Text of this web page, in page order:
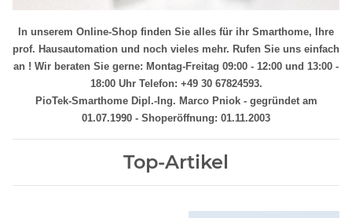
In unserem Online-Shop finden Sie alles für ihr Smarthome, Ihre
prof. Hausautomation und noch vieles mehr. Rufen Sie uns einfach
an ! Wir beraten Sie gerne: Montag-Freitag 09:00 - 12:00 und 13:00 -
18:00 Uhr Telefon: +49 30 67824593.
PioTek-Smarthome Dipl.-Ing. Marco Pniok - gegründet am
01.07.1990 - Shoperöffnung: 01.11.2003
Top-Artikel